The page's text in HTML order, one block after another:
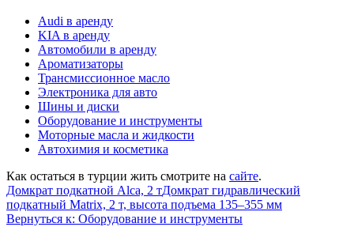
Audi в аренду
KIA в аренду
Автомобили в аренду
Ароматизаторы
Трансмиссионное масло
Электроника для авто
Шины и диски
Оборудование и инструменты
Моторные масла и жидкости
Автохимия и косметика
Как остаться в турции жить смотрите на сайте.
Домкрат подкатной Alca, 2 тДомкрат гидравлический
подкатный Matrix, 2 т, высота подъема 135–355 мм
Вернуться к: Оборудование и инструменты